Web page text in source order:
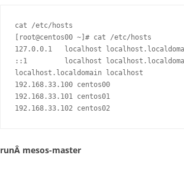
cat /etc/hosts
[root@centos00 ~]# cat /etc/hosts
127.0.0.1   localhost
::1         localhost
localhost.localdomain localhost
192.168.33.100 centos00
192.168.33.101 centos01
runÂ mesos-master